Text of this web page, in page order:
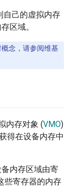
自己的虚拟内存
区域。
念，请参阅维基
内存对象 (VMO)
得在设备内存中
内存区域由寄
些寄存器的内存